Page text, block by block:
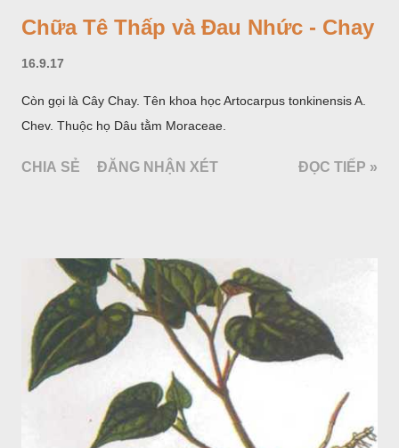
Chữa Tê Thấp và Đau Nhức - Chay
16.9.17
Còn gọi là Cây Chay. Tên khoa học Artocarpus tonkinensis A.
Chev. Thuộc họ Dâu tằm Moraceae.
CHIA SẺ ĐĂNG NHẬN XÉT ĐỌC TIẾP »